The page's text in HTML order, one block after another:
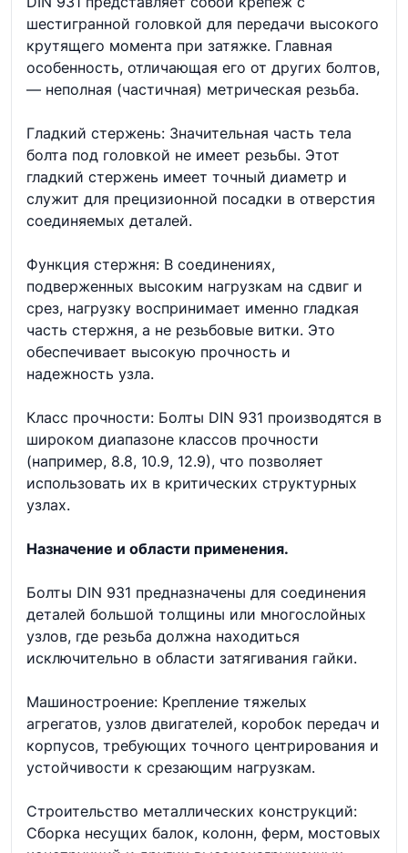
шестигранной головкой для передачи высокого
крутящего момента при затяжке. Главная
особенность, отличающая его от других болтов,
— неполная (частичная) метрическая резьба.
Гладкий стержень: Значительная часть тела
болта под головкой не имеет резьбы. Этот
гладкий стержень имеет точный диаметр и
служит для прецизионной посадки в отверстия
соединяемых деталей.
Функция стержня: В соединениях,
подверженных высоким нагрузкам на сдвиг и
срез, нагрузку воспринимает именно гладкая
часть стержня, а не резьбовые витки. Это
обеспечивает высокую прочность и
надежность узла.
Класс прочности: Болты DIN 931 производятся в
широком диапазоне классов прочности
(например, 8.8, 10.9, 12.9), что позволяет
использовать их в критических структурных
узлах.
Назначение и области применения.
Болты DIN 931 предназначены для соединения
деталей большой толщины или многослойных
узлов, где резьба должна находиться
исключительно в области затягивания гайки.
Машиностроение: Крепление тяжелых
агрегатов, узлов двигателей, коробок передач и
корпусов, требующих точного центрирования и
устойчивости к срезающим нагрузкам.
Строительство металлических конструкций:
Сборка несущих балок, колонн, ферм, мостовых